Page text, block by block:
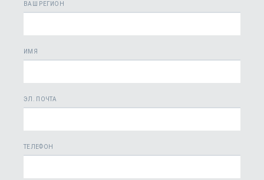
ВАШ РЕГИОН
ИМЯ
ЭЛ. ПОЧТА
ТЕЛЕФОН